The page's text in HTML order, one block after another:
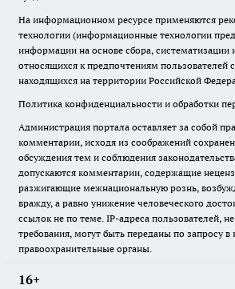
На информационном ресурсе применяются
технологии (информационные технологии
информации на основе сбора, систематизации
относящихся к предпочтениям пользователей
находящихся на территории Российской
Политика конфиденциальности и обработки
Администрация портала оставляет за собой
комментарии, исходя из соображений
обсуждения тем и соблюдения
допускаются комментарии, содержащие
разжигающие межнациональную рознь,
вражду, а равно унижение человеческого
ссылок не по теме. IP-адреса пользователей,
требования, могут быть переданы по запросу
правоохранительные органы.
16+